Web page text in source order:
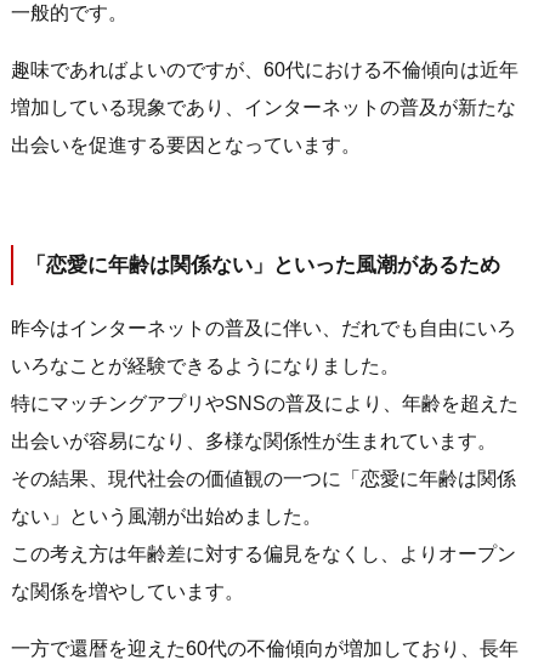
一般的です。
趣味であればよいのですが、60代における不倫傾向は近年
増加している現象であり、インターネットの普及が新たな
出会いを促進する要因となっています。
「恋愛に年齢は関係ない」といった風潮があるため
昨今はインターネットの普及に伴い、だれでも自由にいろ
いろなことが経験できるようになりました。
特にマッチングアプリやSNSの普及により、年齢を超えた
出会いが容易になり、多様な関係性が生まれています。
その結果、現代社会の価値観の一つに「恋愛に年齢は関係
ない」という風潮が出始めました。
この考え方は年齢差に対する偏見をなくし、よりオープン
な関係を増やしています。
一方で還暦を迎えた60代の不倫傾向が増加しており、長年